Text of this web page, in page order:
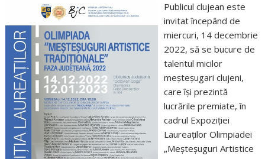
Publicul clujean este
invitat începând de
miercuri, 14 decembrie
2022, să se bucure de
talentul micilor
meșteșugari clujeni,
care își prezintă
lucrările premiate, în
cadrul Expoziției
Laureaților Olimpiadei
„Meșteșuguri Artistice